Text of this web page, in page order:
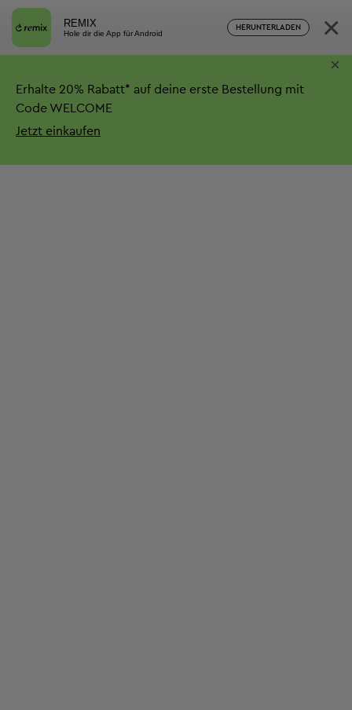
REMIX
Hole dir die App für Android
HERUNTERLADEN ×
Erhalte 20% Rabatt* auf deine erste Bestellung mit
Code WELCOME
Jetzt einkaufen
×